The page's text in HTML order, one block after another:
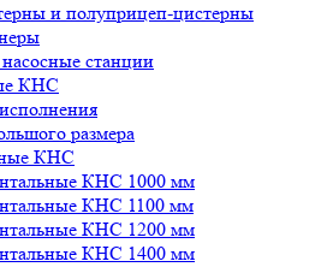
и полуприцеп-цистерны
станции
КНС
размера
КНС
КНС 1000 мм
КНС 1100 мм
КНС 1200 мм
КНС 1400 мм